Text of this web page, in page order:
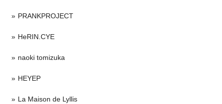
PRANKPROJECT
HeRIN.CYE
naoki tomizuka
HEYEP
La Maison de Lyllis